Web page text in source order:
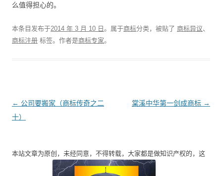
么值得担心的。
本条目发布于2014 年 3 月 10 日 。属于商标分类，被贴了 商标异议、
商标注册 标签。 作者是商标专家。
文
章
← 公司要搬家（商标传奇之二
十）
棠溪中华第一剑成商标 →
本站文章为原创，未经同意，不得转载，大家都是做知识产权的，这